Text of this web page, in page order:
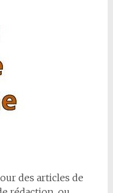
des articles de